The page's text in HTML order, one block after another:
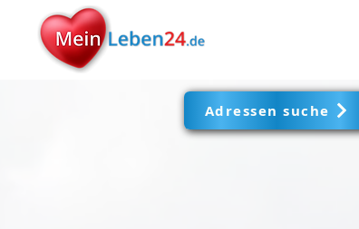
Adressen suche